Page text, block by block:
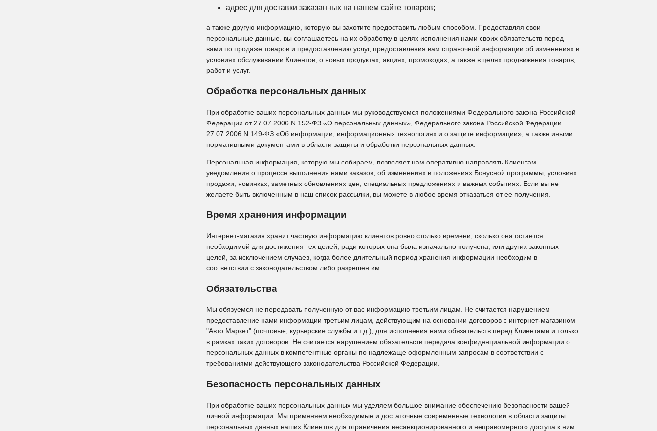
адрес для доставки заказанных на нашем сайте товаров;
а также другую информацию, которую вы захотите предоставить любым способом. Предоставляя свои
персональные данные, вы соглашаетесь на их обработку в целях исполнения нами своих обязательств перед
вами по продаже товаров и предоставлению услуг, предоставления вам справочной информации об изменениях в
условиях обслуживании Клиентов, о новых продуктах, акциях, промокодах, а также в целях продвижения товаров,
работ и услуг.
Обработка персональных данных
При обработке ваших персональных данных мы руководствуемся положениями Федерального закона Российской
Федерации от 27.07.2006 N 152-ФЗ «О персональных данных», Федерального закона Российской Федерации
27.07.2006 N 149-ФЗ «Об информации, информационных технологиях и о защите информации», а также иными
нормативными документами в области защиты и обработки персональных данных.
Персональная информация, которую мы собираем, позволяет нам оперативно направлять Клиентам
уведомления о процессе выполнения нами заказов, об изменениях в положениях Бонусной программы, условиях
продажи, новинках, заметных обновлениях цен, специальных предложениях и важных событиях. Если вы не
желаете быть включенным в наш список рассылки, вы можете в любое время отказаться от ее получения.
Время хранения информации
Интернет-магазин хранит частную информацию клиентов ровно столько времени, сколько она остается
необходимой для достижения тех целей, ради которых она была изначально получена, или других законных
целей, за исключением случаев, когда более длительный период хранения информации необходим в
соответствии с законодательством либо разрешен им.
Обязательства
Мы обязуемся не передавать полученную от вас информацию третьим лицам. Не считается нарушением
предоставление нами информации третьим лицам, действующим на основании договоров с интернет-магазином
"Авто Маркет" (почтовые, курьерские службы и т.д.), для исполнения нами обязательств перед Клиентами и только
в рамках таких договоров. Не считается нарушением обязательств передача конфиденциальной информации о
персональных данных в компетентные органы по надлежаще оформленным запросам в соответствии с
требованиями действующего законодательства Российской Федерации.
Безопасность персональных данных
При обработке ваших персональных данных мы уделяем большое внимание обеспечению безопасности вашей
личной информации. Мы применяем необходимые и достаточные современные технологии в области защиты
персональных данных наших Клиентов для ограничения несанкционированного и неправомерного доступа к ним.